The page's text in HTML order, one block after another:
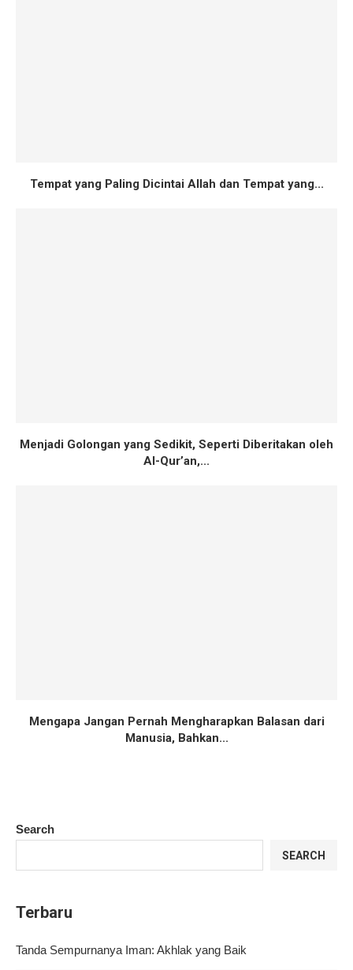
Tempat yang Paling Dicintai Allah dan Tempat yang...
Menjadi Golongan yang Sedikit, Seperti Diberitakan oleh
Al-Qur’an,...
Mengapa Jangan Pernah Mengharapkan Balasan dari
Manusia, Bahkan...
Search
SEARCH
Terbaru
Tanda Sempurnanya Iman: Akhlak yang Baik